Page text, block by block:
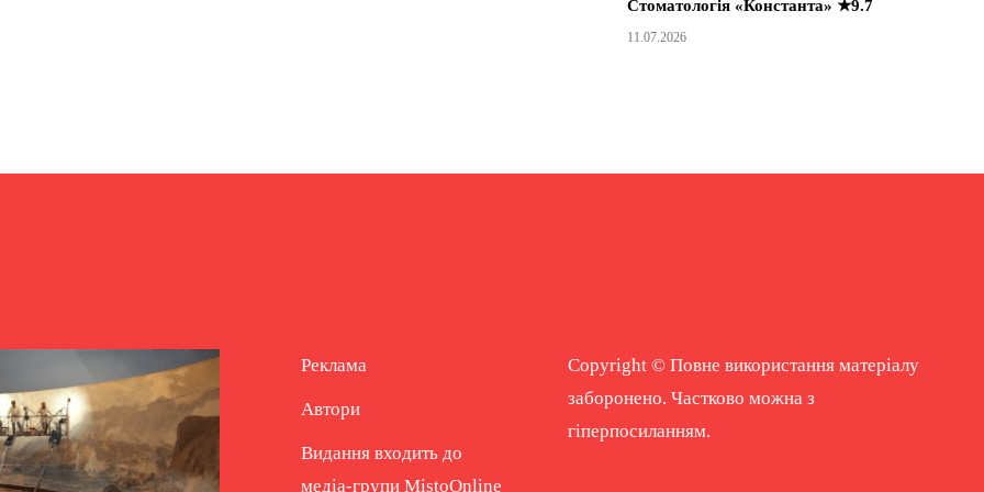
Стоматологія «Константа» ★9.7
11.07.2026
Реклама
Автори
Видання входить до
медіа-групи MistoOnline
Copyright © Повне використання матеріалу
заборонено. Частково можна з
гіперпосиланням.